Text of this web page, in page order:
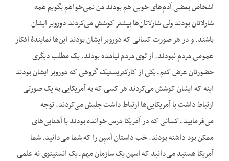
اشخاص بعضی آدم‌های خوبی هم بودند من نمی‌خواهم بگویم همه
شارلاتان بودند ولی شارلاتان‌ها بیشتر کوشش می‌کردند دوروبر ایشان
باشند. و در هر صورت کسانی که دوروبر ایشان بودند این‌ها نمایندۀ افکار
عمومی مردم نبودند. از توی مردم نیامده بودند. یک مطلب دیگری
حضورتان عرض کنم ـ یکی از کارکتریستیک گروهی که دوروبر ایشان بودند
اینه که ایشان کوشش می‌کردند هر کسی که به آمریکایی به یک صورتی
ارتباط داشت با آمریکایی‌ها ارتباط داشت جلبش می‌کردند. توجه
می‌فرمایید ـ کسانی که در آمریکا درس خوانده بودند یا آشنایی‌های
ممکن بود داشته بودند. خب داستان اَسپِن را که شما می‌دانید. شما
آمریکا هستید می‌دانید که اسپن یک سازمان مهم ـ یک انستیتوی نه علمی